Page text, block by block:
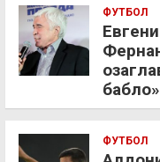
ФУТБОЛ
бабло»
ФУТБОЛ